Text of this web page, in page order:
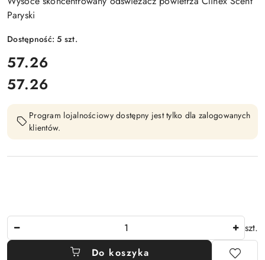
Paryski
Dostępność:5 szt.
cena:
57.26
Cena:
57.26
Program lojalnościowy dostępny jest tylko dla zalogowanych
klientów.
szt.
Do koszyka